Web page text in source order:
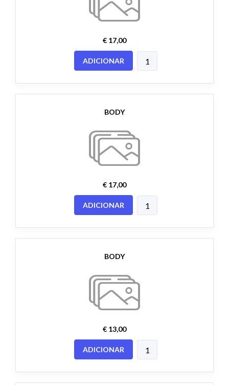
€ 17,00
ADICIONAR
BODY
€ 17,00
ADICIONAR
BODY
€ 13,00
ADICIONAR